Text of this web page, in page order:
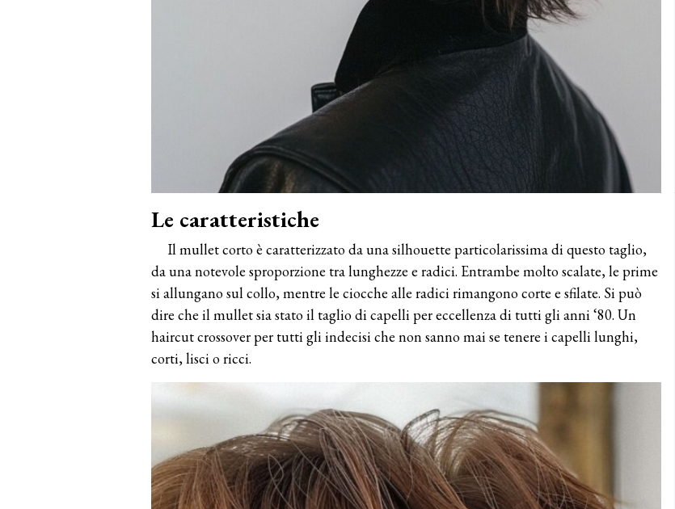
Le caratteristiche
Il mullet corto è caratterizzato da una silhouette particolarissima di questo taglio,
da una notevole sproporzione tra lunghezze e radici. Entrambe molto scalate, le prime
si allungano sul collo, mentre le ciocche alle radici rimangono corte e sfilate. Si può
dire che il mullet sia stato il taglio di capelli per eccellenza di tutti gli anni ‘80. Un
haircut crossover per tutti gli indecisi che non sanno mai se tenere i capelli lunghi,
corti, lisci o ricci.